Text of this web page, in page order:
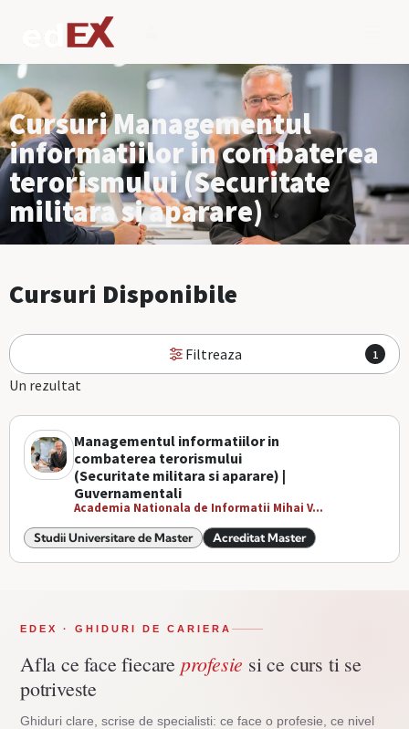
Cursuri Managementul
informatiilor in combaterea
terorismului (Securitate
militara si aparare)
Cursuri Disponibile
Filtreaza 1
Un rezultat
Managementul informatiilor in
combaterea terorismului
(Securitate militara si aparare) |
Guvernamentali
Academia Nationala de Informatii Mihai V...
Studii Universitare de Master Acreditat Master
EDEX · GHIDURI DE CARIERA
Afla ce face fiecare profesie si ce curs ti se
potriveste
Ghiduri clare, scrise de specialisti: ce face o profesie, ce nivel